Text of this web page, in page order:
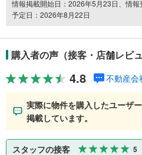
情報掲載開始日：2026年5月23日、情
予定日：2026年8月22日
購入者の声（接客・店舗レビュ
4.8 不動産会
実際に物件を購入したユーザ
掲載しています。
スタッフの接客 5